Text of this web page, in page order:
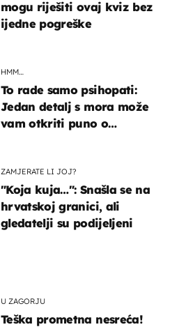
U ZAGORJU
Teška prometna nesreća!
mogu riješiti ovaj kviz bez
ijedne pogreške
HMM…
To rade samo psihopati:
Jedan detalj s mora može
vam otkriti puno o
ZAMJERATE LI JOJ?
"Koja kuja…": Snašla se na
hrvatskoj granici, ali
gledatelji su podijeljeni